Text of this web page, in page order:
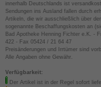
innerhalb Deutschlands ist
Sendungen ins Ausland fallen durch
Artikeln, die wir ausschließlich über
sogenannte Beschaffungskosten an
Bad Apotheke Henning Fichter e.K. -
422 - Fax 05424 / 21 64 47
Preisänderungen und Irrtümer sind
Alle Angaben ohne Gewähr.
Verfügbarkeit:
Der Artikel ist in der Regel sofort